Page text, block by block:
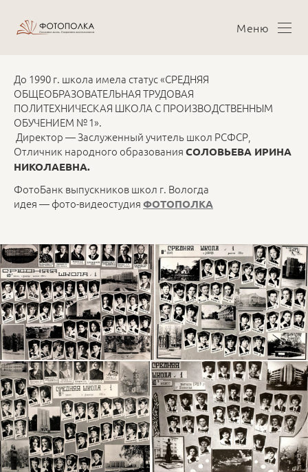
Меню
До 1990 г. школа имела статус «СРЕДНЯЯ
ОБЩЕОБРАЗОВАТЕЛЬНАЯ ТРУДОВАЯ
ПОЛИТЕХНИЧЕСКАЯ ШКОЛА С ПРОИЗВОДСТВЕННЫМ
ОБУЧЕНИЕМ № 1».
Директор — Заслуженный учитель школ РСФСР,
Отличник народного образования СОЛОВЬЕВА ИРИНА
НИКОЛАЕВНА.
ФотоБанк выпускников школ г. Вологда
идея — фото-видеостудия ФОТОПОЛКА